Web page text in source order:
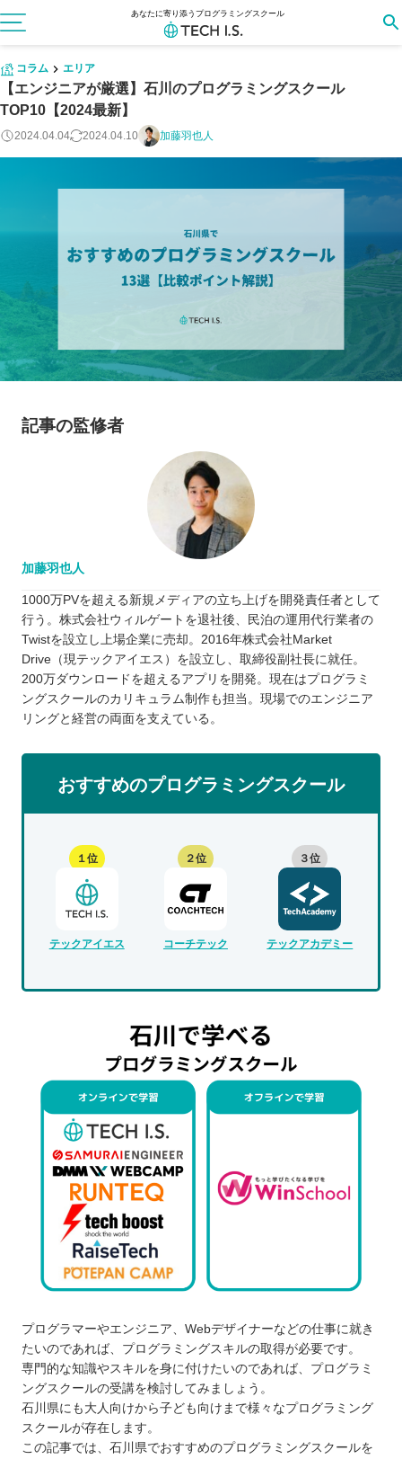
あなたに寄り添うプログラミングスクール
コラム エリア
【エンジニアが厳選】石川のプログラミングスクール
TOP10【2024最新】
2024.04.04 2024.04.10 加藤羽也人
記事の監修者
加藤羽也人
1000万PVを超える新規メディアの立ち上げを開発責任者として
行う。株式会社ウィルゲートを退社後、民泊の運用代行業者の
Twistを設立し上場企業に売却。2016年株式会社Market
Drive（現テックアイエス）を設立し、取締役副社長に就任。
200万ダウンロードを超えるアプリを開発。現在はプログラミ
ングスクールのカリキュラム制作も担当。現場でのエンジニア
リングと経営の両面を支えている。
おすすめのプログラミングスクール
１位
テックアイエス
２位
コーチテック
３位
テックアカデミー
プログラマーやエンジニア、Webデザイナーなどの仕事に就き
たいのであれば、プログラミングスキルの取得が必要です。
専門的な知識やスキルを身に付けたいのであれば、プログラミ
ングスクールの受講を検討してみましょう。
石川県にも大人向けから子ども向けまで様々なプログラミング
スクールが存在します。
この記事では、石川県でおすすめのプログラミングスクールを